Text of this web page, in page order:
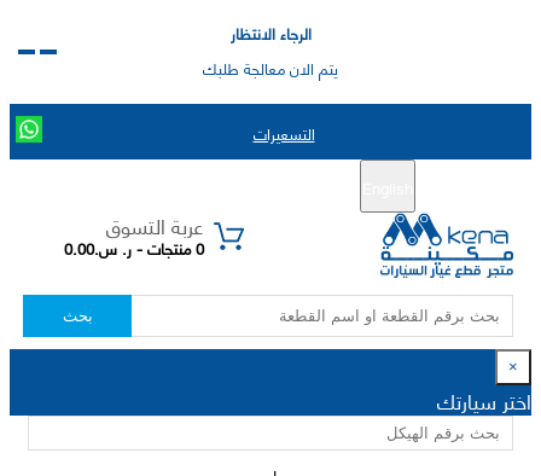
الرجاء الانتظار
يتم الان معالجة طلبك
التسعيرات
عربة التسوق
0 منتجات - ر. س.0.00
بحث
×
اختر سيارتك